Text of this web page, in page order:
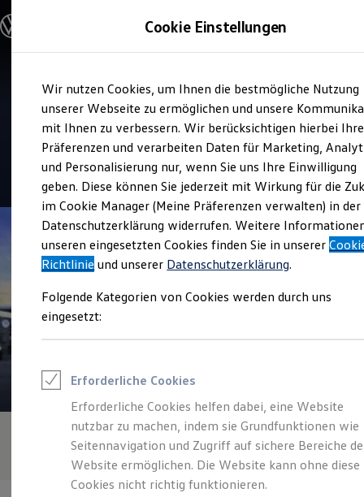
Hauptinhalt
springen
Footer
springen
Modelle & Konfigurator
Nutzfahrzeugkategorien entdecken
Modelle konfigurieren
Vorgängermodelle und Oldtimer
Vorgängermodelle
Oldtimer
Bulli Historie
Branchenlösungen & Gewerbekunden
Umbaulösungen und Hersteller finden
Auf- und Umbauten entdecken & konfigurieren
Groß- und Sonderkunden
Großkunden
Kommunen & Behörden
Journalisten
Sportvereine
Branchenlösungen
Gewerbliche Personenbeförderung
Service & mobile Werkstätten
Kühlfahrzeuge
ONE Business ID Vorteile
Fahrzeugsuche & Marktplatz
Fahrzeugsuche
Fahrzeuge online kaufen
Digitaler Marktplatz
Kauf & Finanzierung
Online-Fahrzeugbewertung
Aktionen & Angebote
Verkauf
Autohaus Christl &
Schowalter
4.7|40 Bewertungen
Cookie Einstellungen
Wir nutzen Cookies, um Ihnen die bestmögliche Nutzung
unserer Webseite zu ermöglichen und unsere
mit Ihnen zu verbessern. Wir berücksichtigen hierbei Ihre
Präferenzen und verarbeiten Daten für Marketing,
und Personalisierung nur, wenn Sie uns Ihre Einwilligung
geben. Diese können Sie jederzeit mit Wirkung für die
im Cookie Manager (Meine Präferenzen verwalten) in der
Datenschutzerklärung widerrufen. Weitere
unseren eingesetzten Cookies finden Sie in unserer
Richtlinie und unserer Datenschutzerklärung.
Folgende Kategorien von Cookies werden durch uns
eingesetzt:
Erforderliche Cookies
Erforderliche Cookies helfen dabei, eine Website
nutzbar zu machen, indem sie Grundfunktionen wie
Seitennavigation und Zugriff auf sichere Bereiche
Website ermöglichen. Die Website kann ohne diese
Cookies nicht richtig funktionieren.